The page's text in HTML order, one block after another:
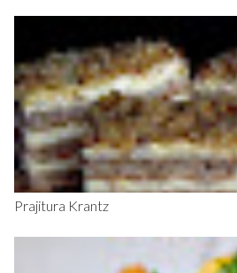
Prajitura Krantz